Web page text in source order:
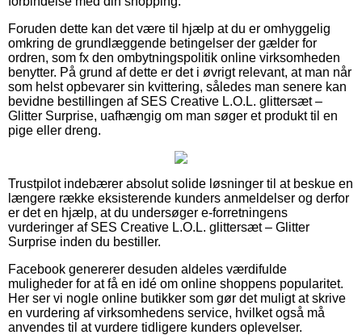
Foruden dette kan det være til hjælp at du er omhyggelig
omkring de grundlæggende betingelser der gælder for
ordren, som fx den ombytningspolitik online virksomheden
benytter. På grund af dette er det i øvrigt relevant, at man når
som helst opbevarer sin kvittering, således man senere kan
bevidne bestillingen af SES Creative L.O.L. glittersæt –
Glitter Surprise, uafhængig om man søger et produkt til en
pige eller dreng.
Trustpilot indebærer absolut solide løsninger til at beskue en
længere række eksisterende kunders anmeldelser og derfor
er det en hjælp, at du undersøger e-forretningens
vurderinger af SES Creative L.O.L. glittersæt – Glitter
Surprise inden du bestiller.
Facebook genererer desuden aldeles værdifulde
muligheder for at få en idé om online shoppens popularitet.
Her ser vi nogle online butikker som gør det muligt at skrive
en vurdering af virksomhedens service, hvilket også må
anvendes til at vurdere tidligere kunders oplevelser.